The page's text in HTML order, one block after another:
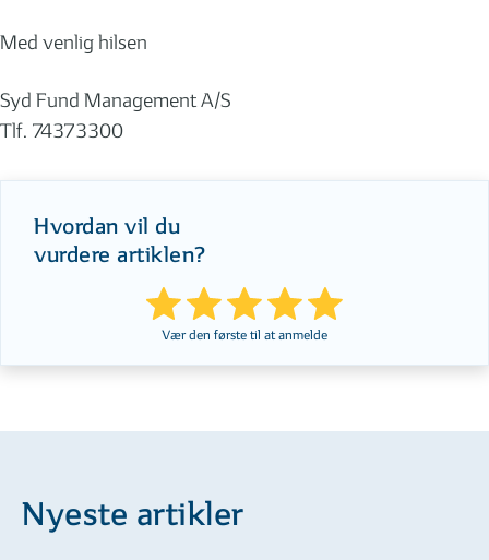
Med venlig hilsen
Syd Fund Management A/S
Tlf. 74373300
Hvordan vil du
vurdere artiklen?
Vær den første til at anmelde
Nyeste artikler